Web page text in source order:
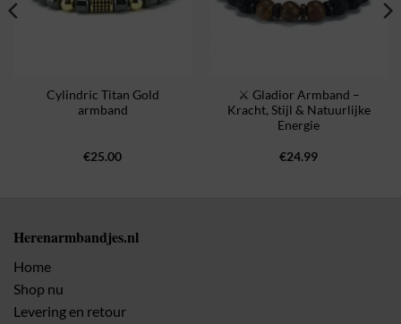
Cylindric Titan Gold
armband
€25.00
⚔️ Gladior Armband –
Kracht, Stijl & Natuurlijke
Energie
€24.99
Herenarmbandjes.nl
Home
Shop nu
Levering en retour